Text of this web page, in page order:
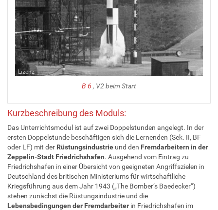
Lizenz
B 6 , V2 beim Start
Kurzbeschreibung des Moduls:
Das Unterrichtsmodul ist auf zwei Doppelstunden angelegt. In der
ersten Doppelstunde beschäftigen sich die Lernenden (Sek. II, BF
oder LF) mit der Rüstungsindustrie und den Fremdarbeitern in der
Zeppelin-Stadt Friedrichshafen. Ausgehend vom Eintrag zu
Friedrichshafen in einer Übersicht von geeigneten Angriffszielen in
Deutschland des britischen Ministeriums für wirtschaftliche
Kriegsführung aus dem Jahr 1943 („The Bomber’s Baedecker“)
stehen zunächst die Rüstungsindustrie und die
Lebensbedingungen der Fremdarbeiter in Friedrichshafen im